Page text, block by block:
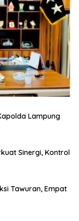
Lampung
Sinergi, Kontrol
Tawuran, Empat